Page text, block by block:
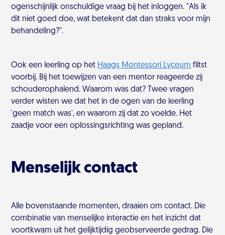
ogenschijnlijk onschuldige vraag bij het inloggen. "Als ik
dit niet goed doe, wat betekent dat dan straks voor mijn
behandeling?".
Ook een leerling op het Haags Montessori Lyceum flitst
voorbij. Bij het toewijzen van een mentor reageerde zij
schouderophalend. Waarom was dat? Twee vragen
verder wisten we dat het in de ogen van de leerling
'geen match was', en waarom zij dat zo voelde. Het
zaadje voor een oplossingsrichting was gepland.
Menselijk contact
Alle bovenstaande momenten, draaien om contact. Die
combinatie van menselijke interactie en het inzicht dat
voortkwam uit het gelijktijdig geobserveerde gedrag. Die